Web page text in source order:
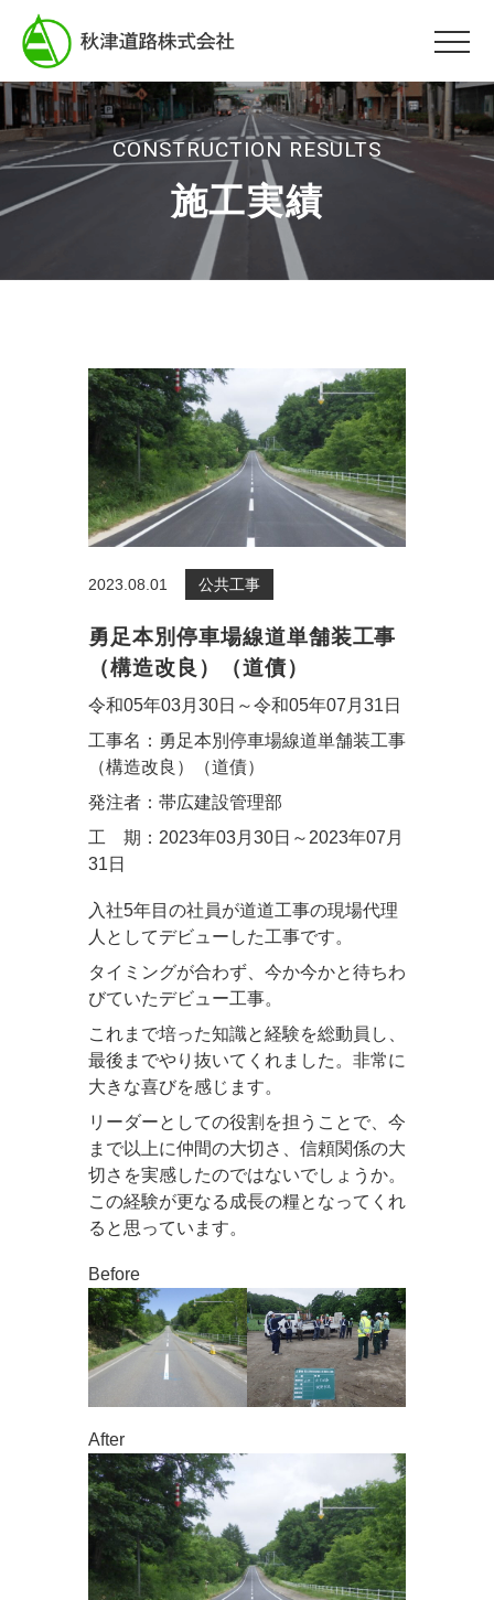
CONSTRUCTION RESULTS
施工実績
2023.08.01 公共工事
勇足本別停車場線道単舗装工事
（構造改良）（道債）
令和05年03月30日～令和05年07月31日
工事名：勇足本別停車場線道単舗装工事
（構造改良）（道債）
発注者：帯広建設管理部
工 期：2023年03月30日～2023年07月
31日
入社5年目の社員が道道工事の現場代理
人としてデビューした工事です。
タイミングが合わず、今か今かと待ちわ
びていたデビュー工事。
これまで培った知識と経験を総動員し、
最後までやり抜いてくれました。非常に
大きな喜びを感じます。
リーダーとしての役割を担うことで、今
まで以上に仲間の大切さ、信頼関係の大
切さを実感したのではないでしょうか。
この経験が更なる成長の糧となってくれ
ると思っています。
Before
After